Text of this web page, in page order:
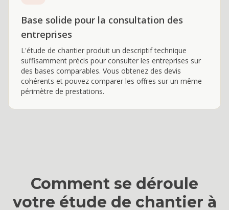
Base solide pour la consultation des
entreprises
L'étude de chantier produit un descriptif technique
suffisamment précis pour consulter les entreprises sur
des bases comparables. Vous obtenez des devis
cohérents et pouvez comparer les offres sur un même
périmètre de prestations.
Comment se déroule
votre étude de chantier à